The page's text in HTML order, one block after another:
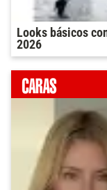
Looks básicos
2026